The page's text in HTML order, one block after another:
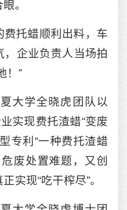
。
费托蜡顺利出料，车
，企业负责人当场拍
！”
大学全晓虎团队以
实现费托渣蜡“变废
专利“一种费托渣蜡
废处置难题，又创
实现“吃干榨尽”。